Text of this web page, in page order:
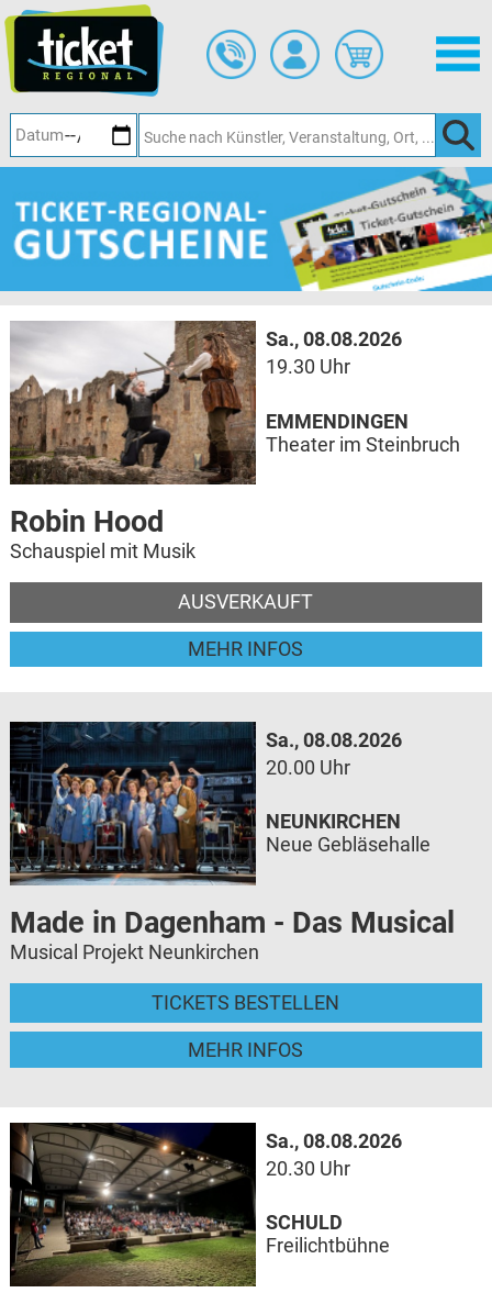
Hauptinhalt
springen
Sa., 08.08.2026
19.30 Uhr
Robin Hood
Schauspiel mit Musik
AUSVERKAUFT
MEHR INFOS
EMMENDINGEN
Theater im Steinbruch
Sa., 08.08.2026
20.00 Uhr
Made in Dagenham - Das Musical
Musical Projekt Neunkirchen
TICKETS BESTELLEN
MEHR INFOS
NEUNKIRCHEN
Neue Gebläsehalle
Sa., 08.08.2026
20.30 Uhr
SCHULD
Freilichtbühne